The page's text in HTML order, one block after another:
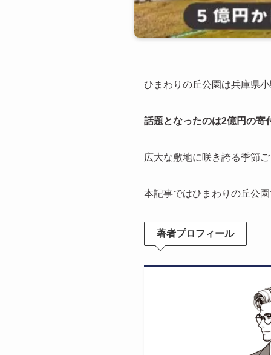
ひまわりの丘公園は兵庫県
話題となったのは2億円の寄
広大な敷地に咲き誇る季節
本記事ではひまわりの丘公
著者プロフィール